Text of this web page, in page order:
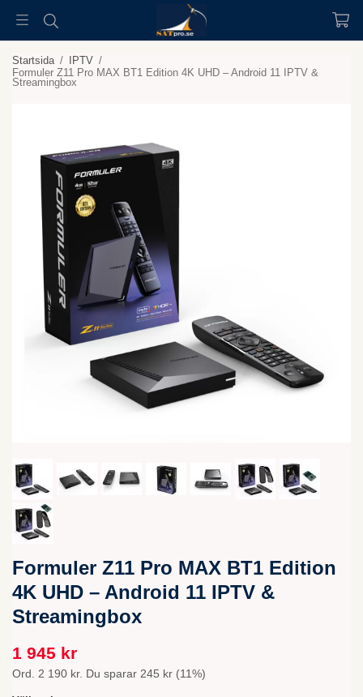
Startsida / IPTV /
Formuler Z11 Pro MAX BT1 Edition 4K UHD – Android 11 IPTV &
Streamingbox
Formuler Z11 Pro MAX BT1 Edition
4K UHD – Android 11 IPTV &
Streamingbox
1 945 kr
Ord. 2 190 kr. Du sparar 245 kr (11%)